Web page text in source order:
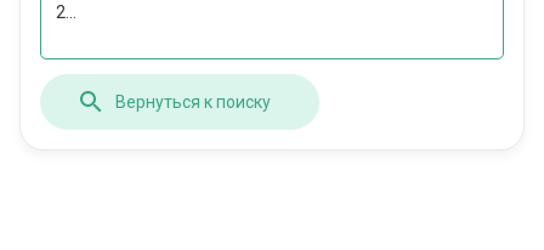
2...
Вернуться к поиску